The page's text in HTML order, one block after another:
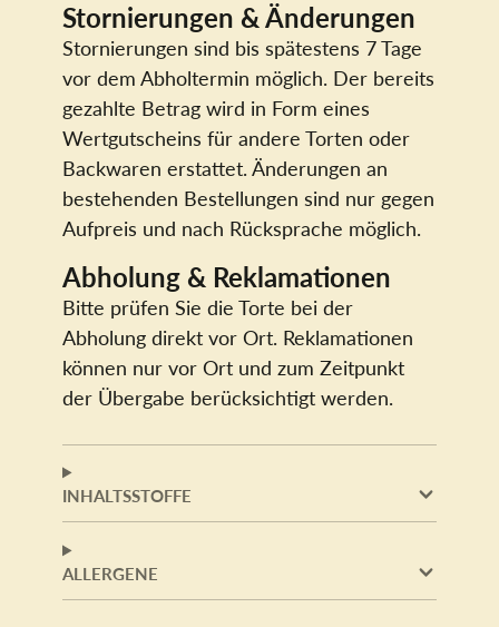
Stornierungen & Änderungen
Stornierungen sind bis spätestens 7 Tage
vor dem Abholtermin möglich. Der bereits
gezahlte Betrag wird in Form eines
Wertgutscheins für andere Torten oder
Backwaren erstattet. Änderungen an
bestehenden Bestellungen sind nur gegen
Aufpreis und nach Rücksprache möglich.
Abholung & Reklamationen
Bitte prüfen Sie die Torte bei der
Abholung direkt vor Ort. Reklamationen
können nur vor Ort und zum Zeitpunkt
der Übergabe berücksichtigt werden.
INHALTSSTOFFE
ALLERGENE